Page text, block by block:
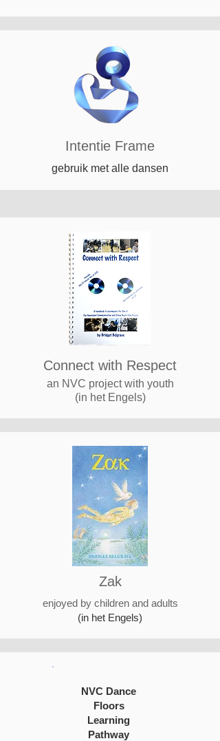
Intentie Frame
gebruik met alle dansen
Connect with Respect
an NVC project with youth
​(in het Engels)
Zak​
enjoyed by children and adults
(in het Engels)
NVC Dance
Floors
Learning
Pathway